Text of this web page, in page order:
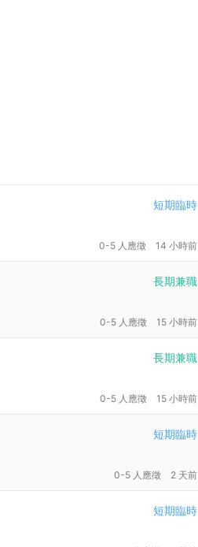
短期臨時
0-5 人應徵 14 小時前
長期兼職
0-5 人應徵 15 小時前
長期兼職
0-5 人應徵 15 小時前
短期臨時
0-5 人應徵 2 天前
短期臨時